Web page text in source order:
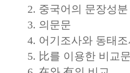
2. 중국어의 문장성분
3. 의문문
4. 어기조사와 동태
5. 比를 이용한 비교